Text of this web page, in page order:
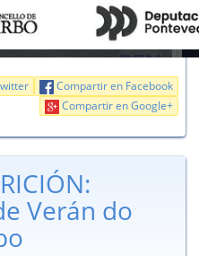
Compartir en Facebook
Compartir en Google+
Verán do